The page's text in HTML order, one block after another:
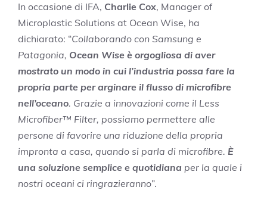
In occasione di IFA, Charlie Cox, Manager of
Microplastic Solutions at Ocean Wise, ha
dichiarato: “Collaborando con Samsung e
Patagonia, Ocean Wise è orgogliosa di aver
mostrato un modo in cui l’industria possa fare la
propria parte per arginare il flusso di microfibre
nell’oceano. Grazie a innovazioni come il Less
Microfiber™ Filter, possiamo permettere alle
persone di favorire una riduzione della propria
impronta a casa, quando si parla di microfibre. È
una soluzione semplice e quotidiana per la quale i
nostri oceani ci ringrazieranno”.